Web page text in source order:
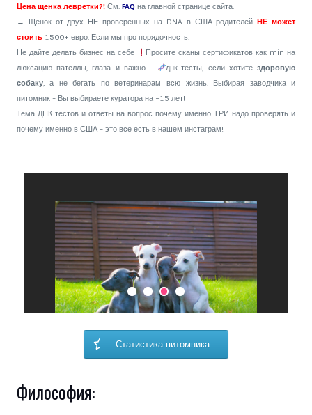
Цена щенка левретки?!См. FAQна главной странице сайта.
→ Щенок от двух НЕ проверенных на DNA в США родителейНЕ может
стоить1500+ евро. Если мы про порядочность.
Не дайте делать бизнес на себе
Просите сканы сертификатов как min на
люксацию пателлы, глаза и важно -
днк-тесты, если хотитездоровую
собаку, а не бегать по ветеринарам всю жизнь. Выбирая заводчика и
питомник - Вы выбираете куратора на ~15 лет!
Тема ДНК тестов и ответы на вопрос почему именно ТРИ надо проверять и
почему именно в США - это все есть в нашем инстаграм!
Статистика питомника
Философия: